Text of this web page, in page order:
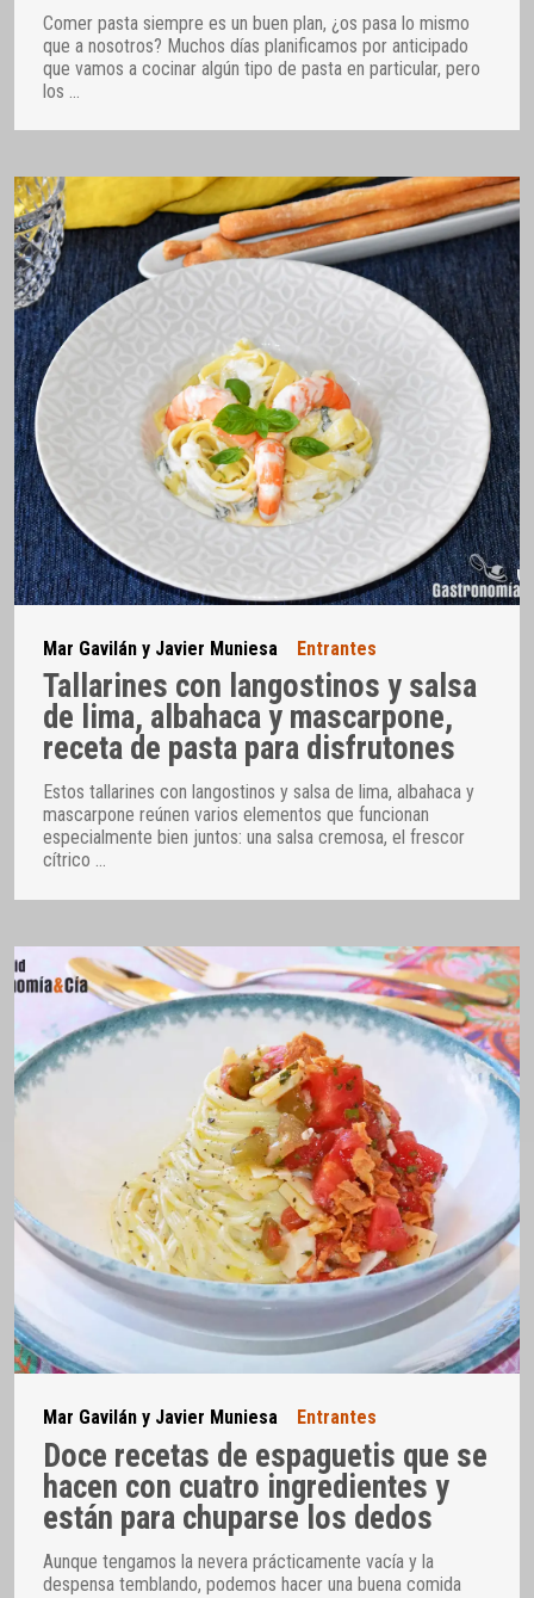
Comer pasta siempre es un buen plan, ¿os pasa lo mismo
que a nosotros? Muchos días planificamos por anticipado
que vamos a cocinar algún tipo de pasta en particular, pero
los
Mar Gavilán y Javier Muniesa Entrantes
Tallarines con langostinos y salsa
de lima, albahaca y mascarpone,
receta de pasta para disfrutones
Estos tallarines con langostinos y salsa de lima, albahaca y
mascarpone reúnen varios elementos que funcionan
especialmente bien juntos: una salsa cremosa, el frescor
cítrico …
Mar Gavilán y Javier Muniesa Entrantes
Doce recetas de espaguetis que se
hacen con cuatro ingredientes y
están para chuparse los dedos
Aunque tengamos la nevera prácticamente vacía y la
despensa temblando, podemos hacer una buena comida